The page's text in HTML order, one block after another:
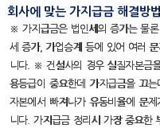
회사에 맞는 가지급금 해결방법
※ 가지급금은 법인세의 증가는 물
세 증가, 가업승계 등에 있어 여러
니다. ※ 건설사의 경우 실질자본금
용등급이 중요한데 가지급금을 끄
자본에서 빠져나가 유동비율에 문
니다. 가지급금 정리시 가장 중요한